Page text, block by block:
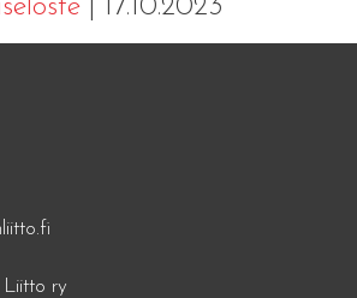
| 17.10.2023
ry